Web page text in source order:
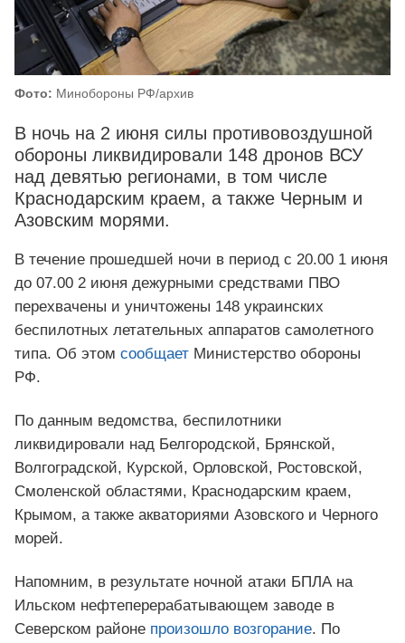
Фото: Минобороны РФ/архив
В ночь на 2 июня силы противовоздушной
обороны ликвидировали 148 дронов ВСУ
над девятью регионами, в том числе
Краснодарским краем, а также Черным и
Азовским морями.
В течение прошедшей ночи в период с 20.00 1 июня
до 07.00 2 июня дежурными средствами ПВО
перехвачены и уничтожены 148 украинских
беспилотных летательных аппаратов самолетного
типа. Об этом сообщает Министерство обороны
РФ.
По данным ведомства, беспилотники
ликвидировали над Белгородской, Брянской,
Волгоградской, Курской, Орловской, Ростовской,
Смоленской областями, Краснодарским краем,
Крымом, а также акваториями Азовского и Черного
морей.
Напомним, в результате ночной атаки БПЛА на
Ильском нефтеперерабатывающем заводе в
Северском районе произошло возгорание. По